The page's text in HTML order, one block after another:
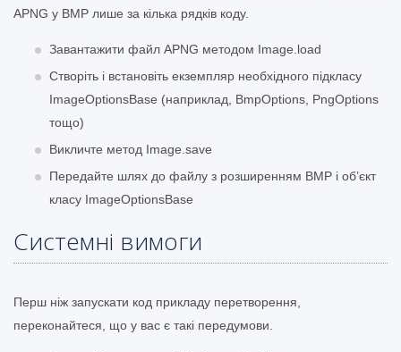
APNG у BMP лише за кілька рядків коду.
Завантажити файл APNG методом Image.load
Створіть і встановіть екземпляр необхідного підкласу
ImageOptionsBase (наприклад, BmpOptions, PngOptions
тощо)
Викличте метод Image.save
Передайте шлях до файлу з розширенням BMP і об’єкт
класу ImageOptionsBase
Системні вимоги
Перш ніж запускати код прикладу перетворення,
переконайтеся, що у вас є такі передумови.